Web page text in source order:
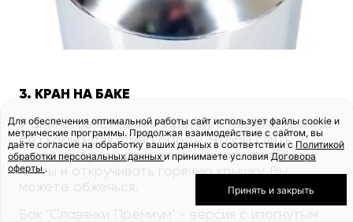
3. КРАН НА БАКЕ
У аналогов "Славянки Премиум" перегонный куб
без крана для слива барды. Чтобы слить
кипящую брагу, придется снимать аппарат с
плиты и откручивать горячую крышку. Вы
можете обжечься.
Бак "Славянки Премиум" - версия с изогнутым
Для обеспечения оптимальной работы сайт использует файлы cookie и
метрические программы. Продолжая взаимодействие с сайтом, вы
даёте согласие на обработку ваших данных в соответствии с Политикой
обработки персональных данныхи принимаете условияДоговора
оферты.
Принять и закрыть